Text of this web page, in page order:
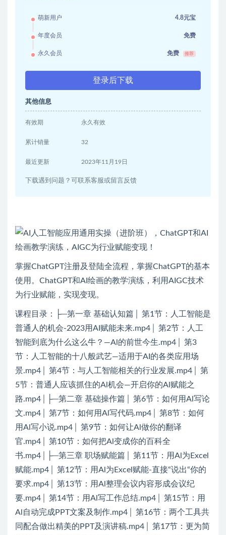
萌新用户 4.8元宝
年度会员 免费
永久会员 免费 推荐
登录后下载
其他信息
有效期 永久有效
累计销量 32
最近更新 2023年11月19日
下载遇到问题？可联系客服或留言反馈
掌握ChatGPT注册及登陆全流程，掌握ChatGPT的基本
使用。ChatGPT和AI绘画的教学演练，利用AIGC技术
为行业赋能，实现变现。
课程目录：├─第一章 基础认知篇│ 第1节：人工智能是
普通人的机会-2023用AI赋能未来.mp4│ 第2节：人工
智能到底为什么这么牛？—Al的前世今生.mp4│ 第3
节：人工智能的十八般武艺—适用于AI的各类应用场
景.mp4│ 第4节：与人工智能相关的行业发展.mp4│ 第
5节：普通人应该抓住的Al机会—开启你的Al赋能之
路.mp4│├─第二章 基础操作篇│ 第6节：如何用Al写论
文.mp4│ 第7节：如何用Al写代码.mp4│ 第8节：如何
用Al写小说.mp4│ 第9节：如何让Al做你的翻译
官.mp4│ 第10节：如何把Al变成你的百科全
书.mp4│├─第三章 职场赋能篇│ 第11节：用Al为Excel
赋能.mp4│ 第12节：用Al为Excel赋能-直接“说出“你的
要求.mp4│ 第13节：用Al整理会议内容形成会议纪
要.mp4│ 第14节：用Al写工作总结.mp4│ 第15节：用
Al自动完成PPT文案及制作.mp4│ 第16节：两个工具共
同配合做出精美的PPT及演讲稿.mp4│ 第17节：更为简